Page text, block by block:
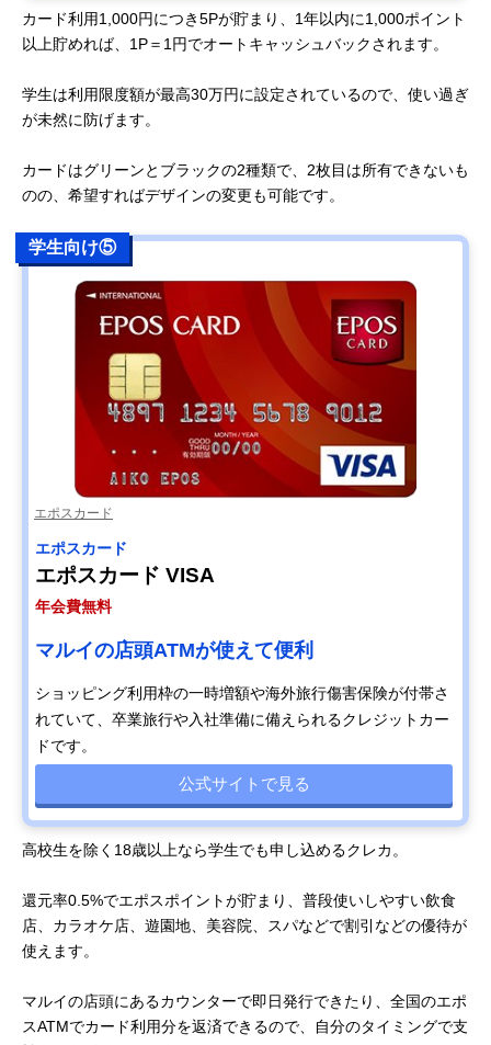
カード利用1,000円につき5Pが貯まり、1年以内に1,000ポイント
以上貯めれば、1P＝1円でオートキャッシュバックされます。
学生は利用限度額が最高30万円に設定されているので、使い過ぎ
が未然に防げます。
カードはグリーンとブラックの2種類で、2枚目は所有できないも
のの、希望すればデザインの変更も可能です。
学生向け⑤
エポスカード
エポスカード
エポスカード VISA
年会費無料
マルイの店頭ATMが使えて便利
ショッピング利用枠の一時増額や海外旅行傷害保険が付帯さ
れていて、卒業旅行や入社準備に備えられるクレジットカー
ドです。
公式サイトで見る
高校生を除く18歳以上なら学生でも申し込めるクレカ。
還元率0.5%でエポスポイントが貯まり、普段使いしやすい飲食
店、カラオケ店、遊園地、美容院、スパなどで割引などの優待が
使えます。
マルイの店頭にあるカウンターで即日発行できたり、全国のエポ
スATMでカード利用分を返済できるので、自分のタイミングで支